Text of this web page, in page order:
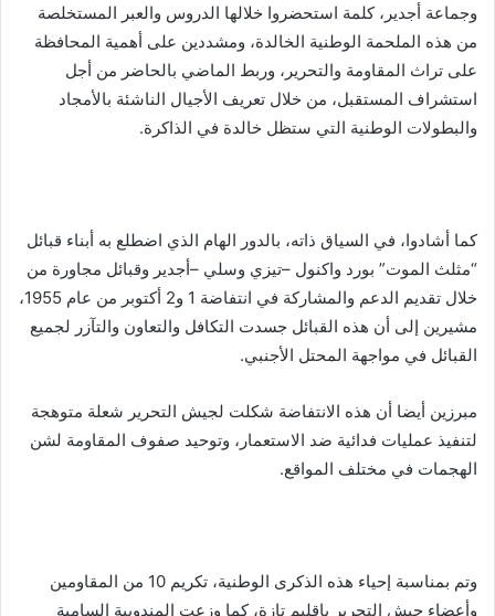
وجماعة أجدير، كلمة استحضروا خلالها الدروس والعبر المستخلصة
من هذه الملحمة الوطنية الخالدة، ومشددين على أهمية المحافظة
على تراث المقاومة والتحرير، وربط الماضي بالحاضر من أجل
استشراف المستقبل، من خلال تعريف الأجيال الناشئة بالأمجاد
والبطولات الوطنية التي ستظل خالدة في الذاكرة.
كما أشادوا، في السياق ذاته، بالدور الهام الذي اضطلع به أبناء قبائل
“مثلث الموت” بورد واكنول –تيزي وسلي –أجدير وقبائل مجاورة من
خلال تقديم الدعم والمشاركة في انتفاضة 1 و2 أكتوبر من عام 1955،
مشيرين إلى أن هذه القبائل جسدت التكافل والتعاون والتآزر لجميع
القبائل في مواجهة المحتل الأجنبي.
مبرزين أيضا أن هذه الانتفاضة شكلت لجيش التحرير شعلة متوهجة
لتنفيذ عمليات فدائية ضد الاستعمار، وتوحيد صفوف المقاومة لشن
الهجمات في مختلف المواقع.
وتم بمناسبة إحياء هذه الذكرى الوطنية، تكريم 10 من المقاومين
وأعضاء جيش التحرير بإقليم تازة، كما وزعت المندوبية السامية